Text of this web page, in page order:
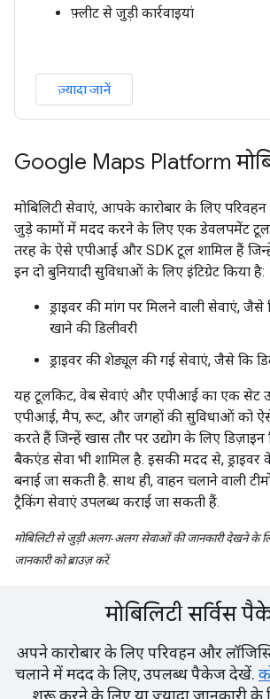
फ़्लीट से जुड़ी कार्रवाइयां
ज़्यादा जानें
Google Maps Platform
मोबिलिटी सेवाएं, आपके कारोबार के लिए
जुड़े कामों में मदद करने के लिए एक डेवलपमेंट
तरह के ऐसे एपीआई और SDK टूल शामिल हैं
इन दो बुनियादी सुविधाओं के लिए इंटिग्रेट किया है:
ड्राइवर की मांग पर मिलने वाली सेवाएं,
खाने की डिलीवरी
ड्राइवर की शेड्यूल की गई सेवाएं, जैसे कि
यह टूलकिट, वेब सेवाएं और एपीआई का एक सेट
एपीआई, मैप, रूट, और जगहों की सुविधाओं को
करते हैं जिन्हें खास तौर पर उद्योग के लिए
बैकएंड सेवा भी शामिल है. इसकी मदद से,
बनाई जा सकती है. साथ ही, वाहन चलाने वाली
ट्रैकिंग सेवाएं उपलब्ध कराई जा सकती हैं.
मोबिलिटी से जुड़ी अलग-अलग सेवाओं की जानकारी देखने के
जानकारी को ब्राउज़ करें.
मोबिलिटी सर्विस
अपने कारोबार के लिए परिवहन और
चलाने में मदद के लिए, उपलब्ध पैकेज देखें.
शुरू करने के लिए या ज़्यादा जानकारी के